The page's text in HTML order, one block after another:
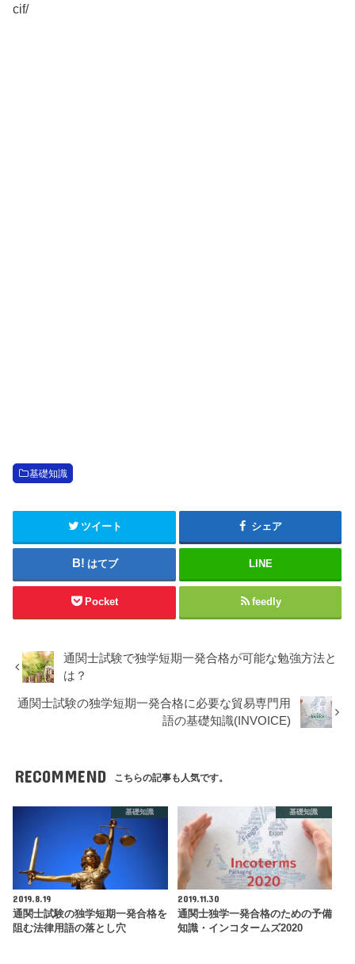
cif/
基礎知識
ツイート シェア
はてブ LINE
Pocket feedly
通関士試験で独学短期一発合格が可能な勉強方法と
は？
通関士試験の独学短期一発合格に必要な貿易専門用
語の基礎知識(INVOICE)
RECOMMEND こちらの記事も人気です。
基礎知識
2019.8.19
通関士試験の独学短期一発合格を
阻む法律用語の落とし穴
基礎知識
2019.11.30
通関士独学一発合格のための予備
知識・インコタームズ2020